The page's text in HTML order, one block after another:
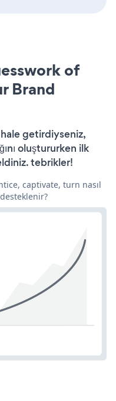
of
Brand
getirdiyseniz,
oluştururken ilk
tebrikler!
captivate, turn nasıl